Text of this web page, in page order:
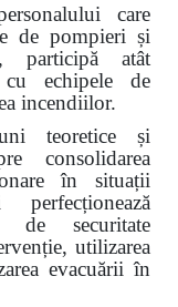
care
de pompieri și
participă atât
echipele de
incendiilor.
teoretice și
consolidarea
în situații
de securitate
utilizarea
evacuării în